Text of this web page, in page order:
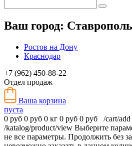
Ваш город: Ставрополь
Ростов на Дону
Краснодар
+7 (962) 450-88-22
Отдел продаж
Ваша корзина
пуста
0 руб 0 руб 0 кг 0 руб 0 руб /cart/add
/katalog/product/view Выберите
не все параметры. Продолжить без